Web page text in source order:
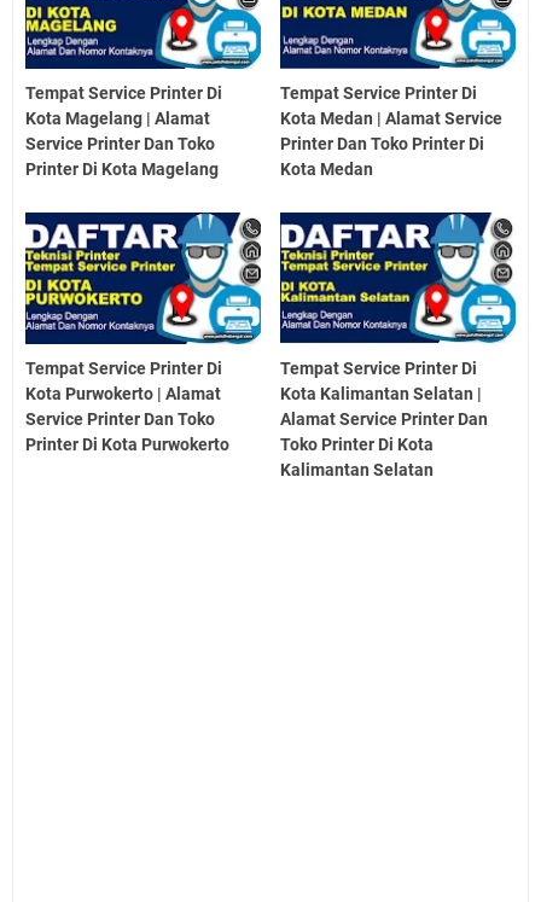
Tempat Service Printer Di
Kota Magelang | Alamat
Service Printer Dan Toko
Printer Di Kota Magelang
Tempat Service Printer Di
Kota Medan | Alamat Service
Printer Dan Toko Printer Di
Kota Medan
Tempat Service Printer Di
Kota Purwokerto | Alamat
Service Printer Dan Toko
Printer Di Kota Purwokerto
Tempat Service Printer Di
Kota Kalimantan Selatan |
Alamat Service Printer Dan
Toko Printer Di Kota
Kalimantan Selatan